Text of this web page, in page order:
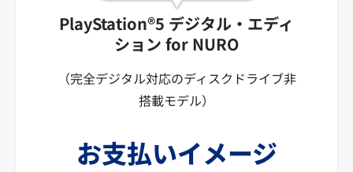
PlayStation®5 デジタル・エディ
ション for NURO
（完全デジタル対応のディスクドライブ非
搭載モデル）
お支払いイメージ